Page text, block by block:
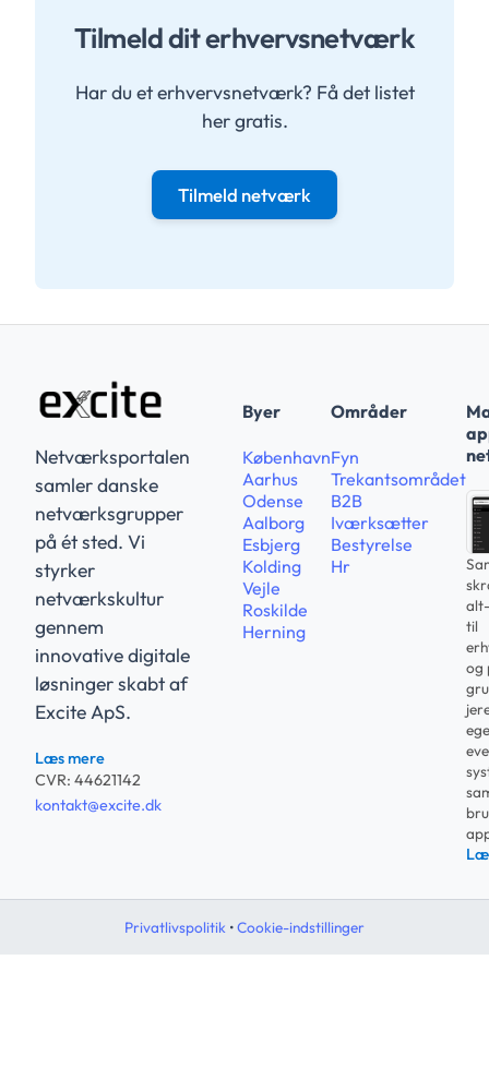
Tilmeld dit erhvervsnetværk
Har du et erhvervsnetværk? Få det listet
her gratis.
Tilmeld netværk
Netværksportalen
samler danske
netværksgrupper
på ét sted. Vi
styrker
netværkskultur
gennem
innovative digitale
løsninger skabt af
Excite ApS.
Læs mere
CVR: 44621142
kontakt@excite.dk
Byer
København
Aarhus
Odense
Aalborg
Esbjerg
Kolding
Vejle
Roskilde
Herning
Områder
Fyn
Trekantsområdet
B2B
Iværksætter
Bestyrelse
Hr
til
og
Privatlivspolitik •Cookie-indstillinger